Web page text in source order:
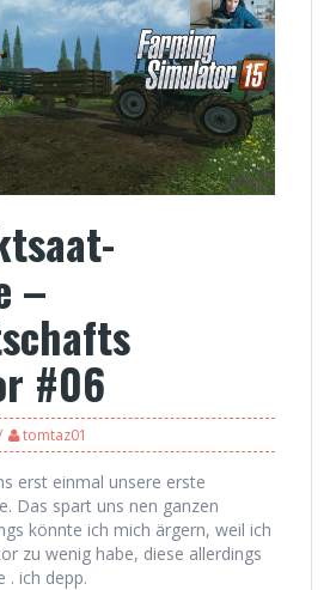
–
#06
tomtaz01
erst einmal unsere erste
Das spart uns nen ganzen
könnte ich mich ärgern, weil ich
zu wenig habe, diese allerdings
. ich depp.